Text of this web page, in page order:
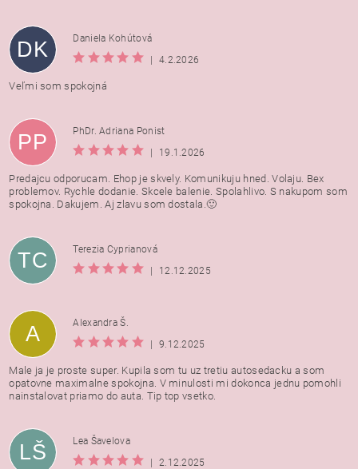
DK
Daniela Kohútová
|
4.2.2026
Veľmi som spokojná
PP
PhDr. Adriana Ponist
|
19.1.2026
Predajcu odporucam. Ehop je skvely. Komunikuju hned. Volaju. Bex
problemov. Rychle dodanie. Skcele balenie. Spolahlivo. S nakupom som
spokojna. Dakujem. Aj zlavu som dostala.🙂
TC
Terezia Cyprianová
|
12.12.2025
A
Alexandra Š.
|
9.12.2025
Male ja je proste super. Kupila som tu uz tretiu autosedacku a som
opatovne maximalne spokojna. V minulosti mi dokonca jednu pomohli
nainstalovat priamo do auta. Tip top vsetko.
LŠ
Lea Šavelova
|
2.12.2025